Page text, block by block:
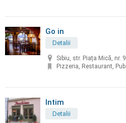
Go in
Detalii
Sibiu, str. Piața Mică, nr. 9
Pizzeria, Restaurant, Pub
Intim
Detalii